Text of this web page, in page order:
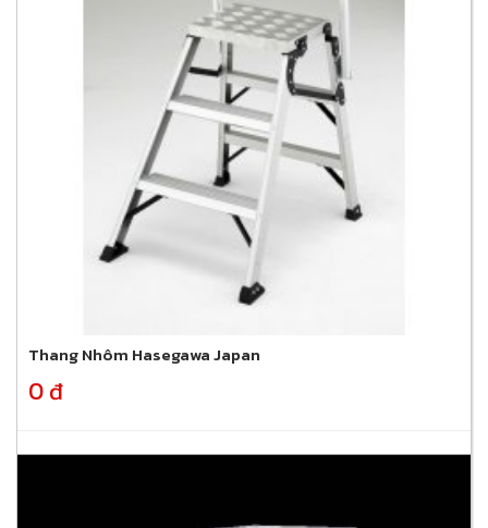
Thang Nhôm Hasegawa Japan
0 đ